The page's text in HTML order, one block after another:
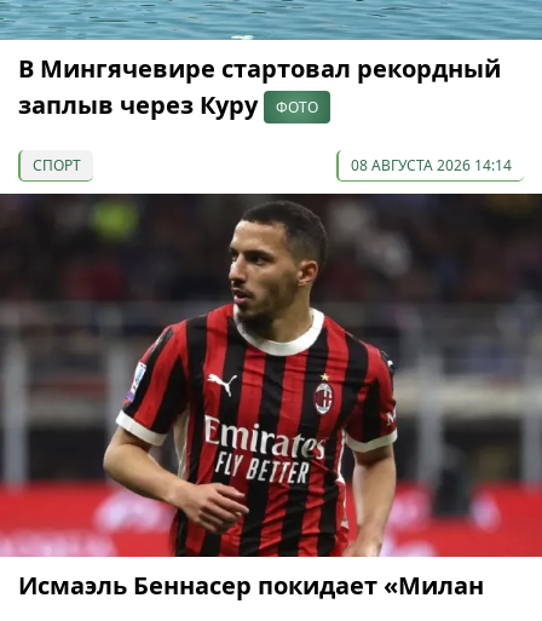
В Мингячевире стартовал рекордный
заплыв через Куру
ФОТО
СПОРТ 08 АВГУСТА 2026 14:14
Исмаэль Беннасер покидает «Милан